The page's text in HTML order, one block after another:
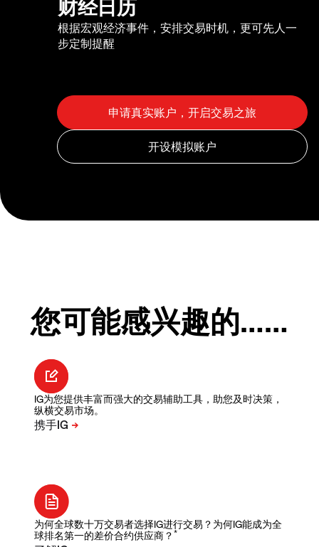
财经日历
根据宏观经济事件，安排交易时机，更可先人一
步定制提醒
您可能感兴趣的……
IG为您提供丰富而强大的交易辅助工具，助您及时决策，
纵横交易市场。
为何全球数十万交易者选择IG进行交易？为何IG能成为全
球排名第一的差价合约供应商？ *